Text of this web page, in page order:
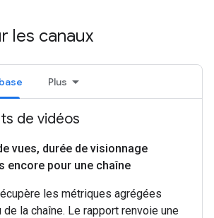
les canaux
Plus
de vidéos
vues, durée de visionnage
encore pour une chaîne
les métriques agrégées
de la chaîne. Le rapport renvoie une